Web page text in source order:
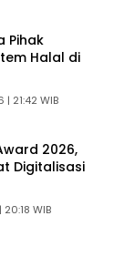
Pihak
Halal di
21:42 WIB
2026,
Digitalisasi
WIB